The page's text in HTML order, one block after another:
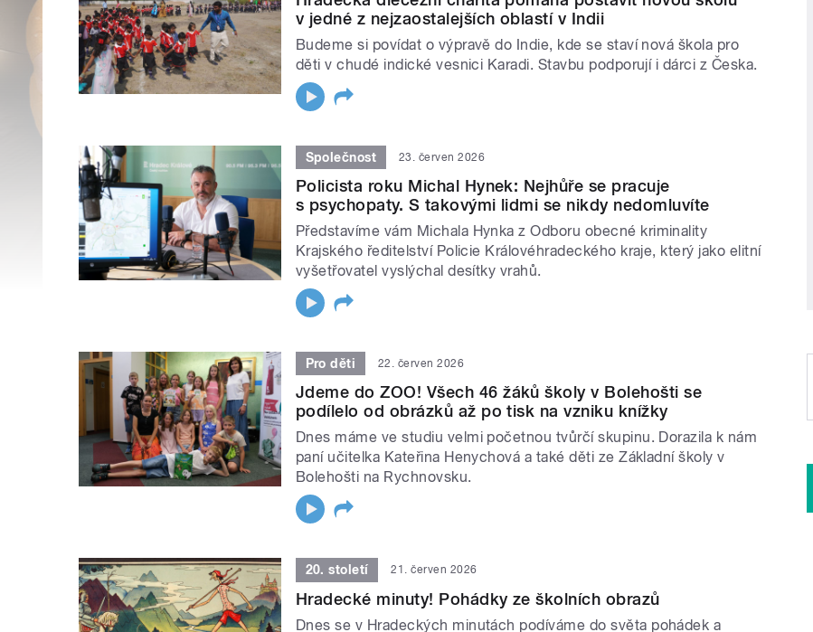
v jedné z nejzaostalejších oblastí v Indii
Budeme si povídat o výpravě do Indie, kde se staví nová škola pro
děti v chudé indické vesnici Karadi. Stavbu podporují i dárci z Česka.
Společnost 23. červen 2026
Policista roku Michal Hynek: Nejhůře se pracuje
s psychopaty. S takovými lidmi se nikdy nedomluvíte
Představíme vám Michala Hynka z Odboru obecné kriminality
Krajského ředitelství Policie Královéhradeckého kraje, který jako elitní
vyšetřovatel vyslýchal desítky vrahů.
Pro děti 22. červen 2026
Jdeme do ZOO! Všech 46 žáků školy v Bolehošti se
podílelo od obrázků až po tisk na vzniku knížky
Dnes máme ve studiu velmi početnou tvůrčí skupinu. Dorazila k nám
paní učitelka Kateřina Henychová a také děti ze Základní školy v
Bolehošti na Rychnovsku.
20. století 21. červen 2026
Hradecké minuty! Pohádky ze školních obrazů
Dnes se v Hradeckých minutách podíváme do světa pohádek a